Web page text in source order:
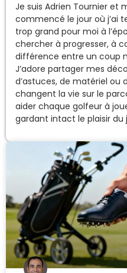
Je suis Adrien Tournier et
commencé le jour où j’ai
trop grand pour moi à
chercher à progresser, à
différence entre un coup
J’adore partager mes
d’astuces, de matériel ou
changent la vie sur le
aider chaque golfeur à
gardant intact le plaisir du